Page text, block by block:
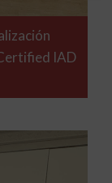
IAD